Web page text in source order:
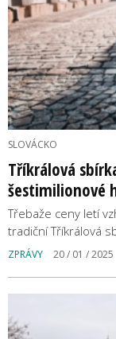
SLOVÁCKO
Tříkrálová
šestimilionové
Třebaže ceny letí
tradiční Tříkrálová
ZPRÁVY 20 / 01 / 2025